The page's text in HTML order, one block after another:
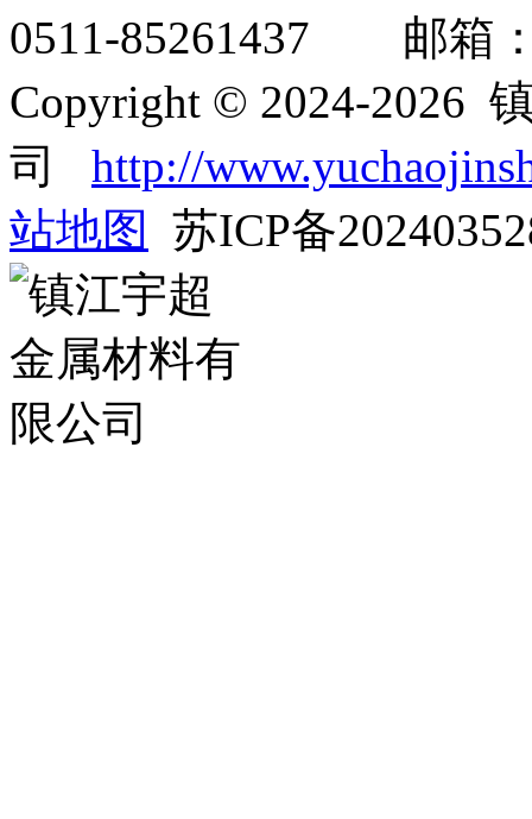
0511-85261437 邮箱：
Copyright © 2024-2026
司 http://
站地图
苏ICP备